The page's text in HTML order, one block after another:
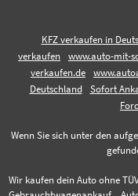
KFZ verkaufen in
verkaufen
www.auto-mit-
verkaufen.de
Deutschland
Sofort
Wenn Sie sich unter den
Wir kaufen dein Auto ohne